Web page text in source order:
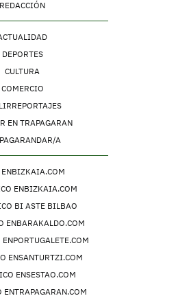
REDACCIÓN
DEPORTES
CULTURA
COMERCIO
EN TRAPAGARAN
A
ENBIZKAIA.COM
BI ASTE BILBAO
ENBARAKALDO.COM
ENSANTURTZI.COM
ENSESTAO.COM
ENTRAPAGARAN.COM